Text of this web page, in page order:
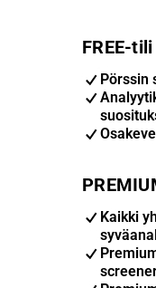
FREE-tili
Pörssin
Kaikki